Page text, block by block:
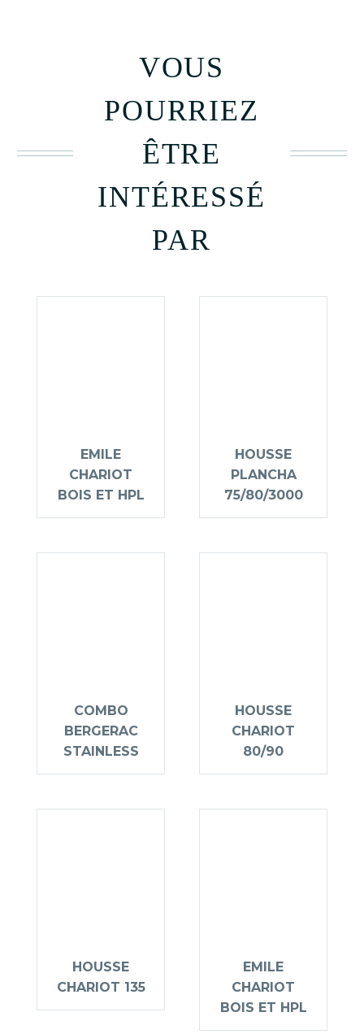
VOUS
POURRIEZ
ÊTRE
INTÉRESSÉ
PAR
EMILE
CHARIOT
BOIS ET HPL
HOUSSE
PLANCHA
75/80/3000
COMBO
BERGERAC
STAINLESS
HOUSSE
CHARIOT
80/90
HOUSSE
CHARIOT 135
EMILE
CHARIOT
BOIS ET HPL